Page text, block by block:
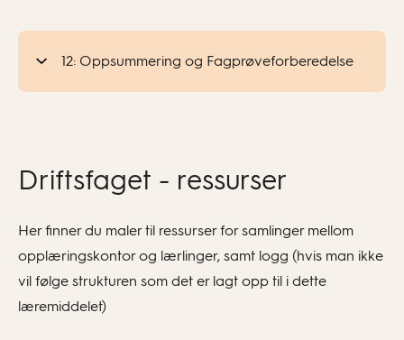
12: Oppsummering og Fagprøveforberedelse
Driftsfaget - ressurser
Her finner du maler til ressurser for samlinger mellom
opplæringskontor og lærlinger, samt logg (hvis man ikke
vil følge strukturen som det er lagt opp til i dette
læremiddelet)